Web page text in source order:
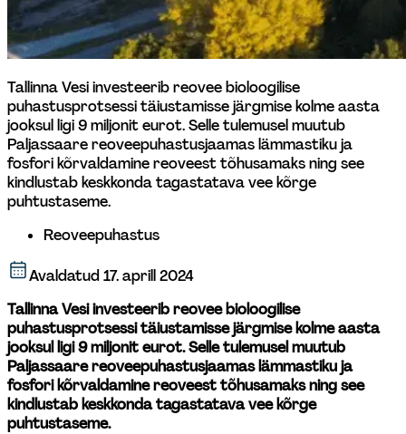
Tallinna Vesi investeerib reovee bioloogilise
puhastusprotsessi täiustamisse järgmise kolme aasta
jooksul ligi 9 miljonit eurot. Selle tulemusel muutub
Paljassaare reoveepuhastusjaamas lämmastiku ja
fosfori kõrvaldamine reoveest tõhusamaks ning see
kindlustab keskkonda tagastatava vee kõrge
puhtustaseme.
Reoveepuhastus
Avaldatud17. aprill 2024
Tallinna Vesi investeerib reovee bioloogilise
puhastusprotsessi täiustamisse järgmise kolme aasta
jooksul ligi 9 miljonit eurot. Selle tulemusel muutub
Paljassaare reoveepuhastusjaamas lämmastiku ja
fosfori kõrvaldamine reoveest tõhusamaks ning see
kindlustab keskkonda tagastatava vee kõrge
puhtustaseme.